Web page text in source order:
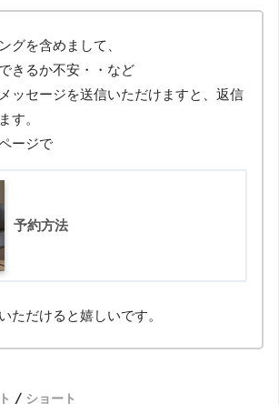
グを含めまして、
きるか不安・・など
ッセージを送信いただけますと、返信
す。
ージで
予約方法
ただけると嬉しいです。
ショート